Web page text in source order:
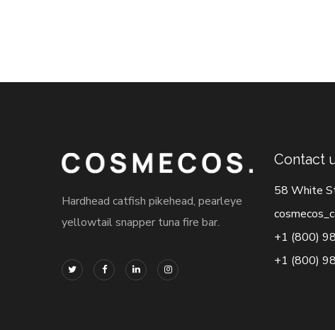
Hardhead catfish pikehead, pearleye
yellowtail snapper tuna fire bar.
Contact
58 White
+1 (800)
+1 (800)